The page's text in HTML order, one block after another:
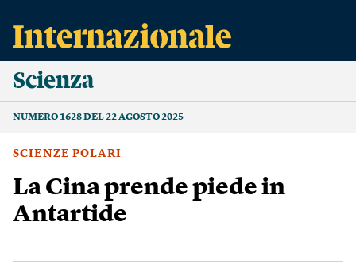
Scienza
NUMERO 1628 DEL 22 AGOSTO 2025
SCIENZE POLARI
La Cina prende piede in
Antartide